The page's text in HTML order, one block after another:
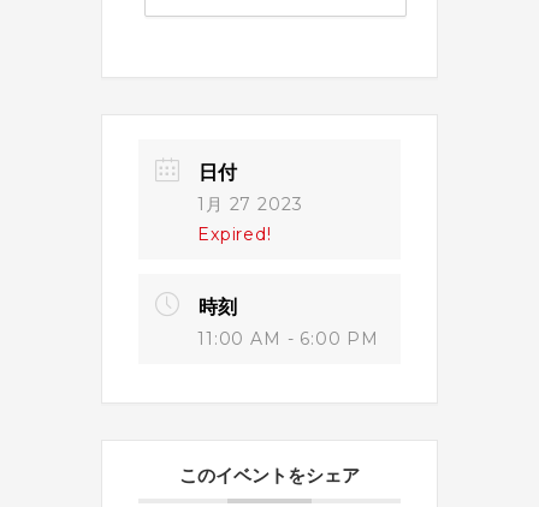
日付
1月 27 2023
Expired!
時刻
11:00 AM - 6:00 PM
このイベントをシェア